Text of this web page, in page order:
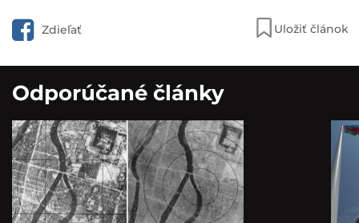
Zdieľať Uložiť článok
Odporúčané články